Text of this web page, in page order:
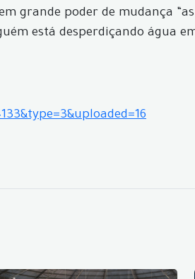
grande poder de mudança
está desperdiçando água